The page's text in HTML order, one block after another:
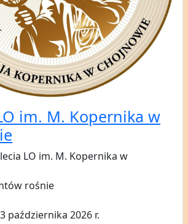
im. M. Kopernika w
lecia LO im. M. Kopernika w
rośnie
października 2026 r.